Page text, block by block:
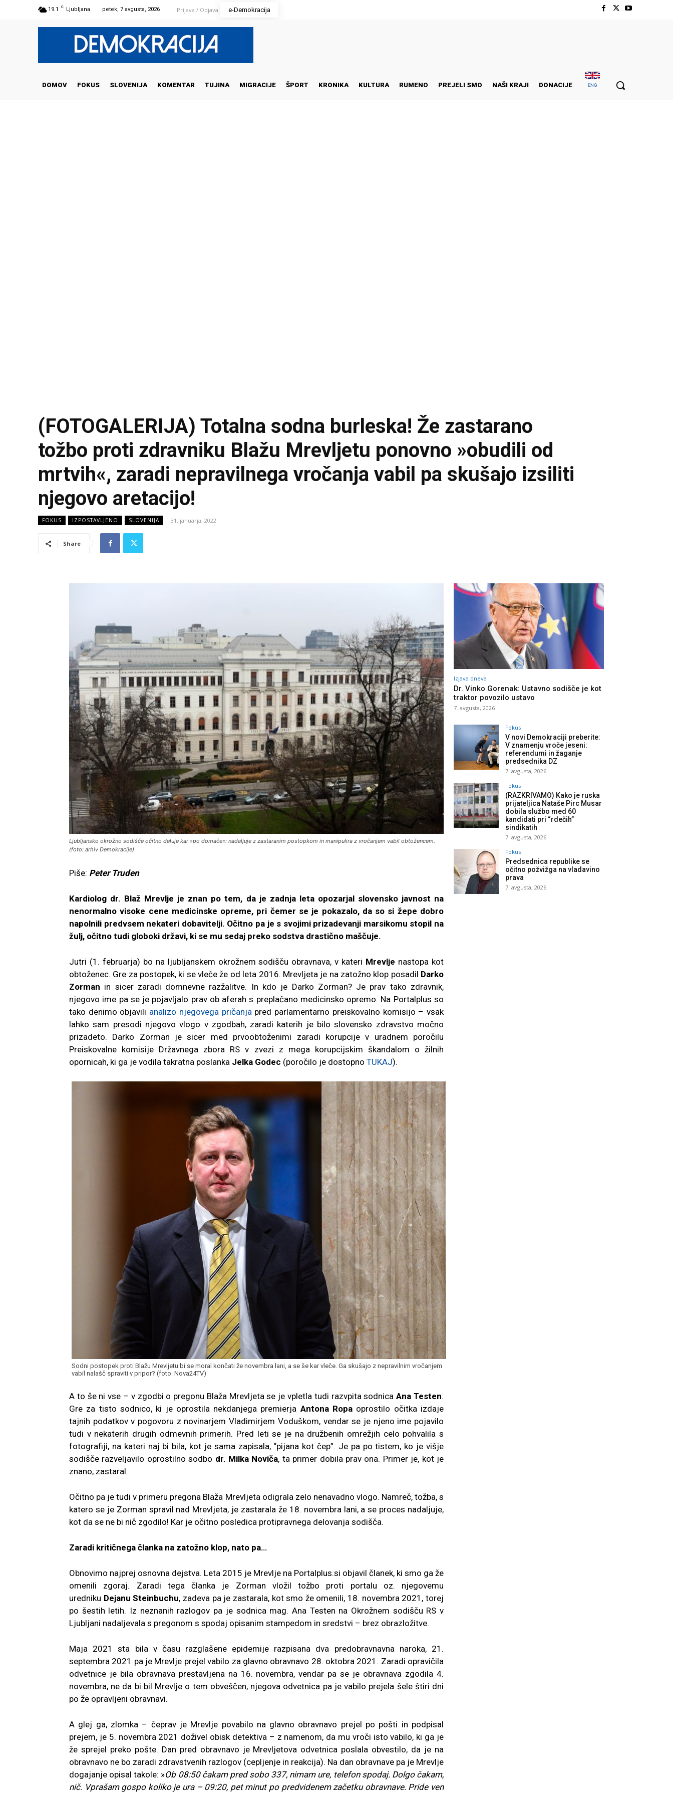
19.1 C Ljubljana petek, 7 avgusta, 2026 Prijava / Odjava e-Demokracija
DOMOV FOKUS SLOVENIJA KOMENTAR TUJINA MIGRACIJE ŠPORT KRONIKA KULTURA RUMENO PREJELI SMO NAŠI KRAJI DONACIJE ENG
(FOTOGALERIJA) Totalna sodna burleska! Že zastarano
tožbo proti zdravniku Blažu Mrevljetu ponovno »obudili od
mrtvih«, zaradi nepravilnega vročanja vabil pa skušajo izsiliti
njegovo aretacijo!
FOKUS IZPOSTAVLJENO SLOVENIJA 31. januarja, 2022
Share
Ljubljansko okrožno sodišče očitno deluje kar »po domače«: nadaljuje z zastaranim postopkom in manipulira z vročanjem vabil obtožencem.
(foto: arhiv Demokracije)
Piše: Peter Truden
Kardiolog dr. Blaž Mrevlje je znan po tem, da je zadnja leta opozarjal slovensko javnost na
nenormalno visoke cene medicinske opreme, pri čemer se je pokazalo, da so si žepe dobro
napolnili predvsem nekateri dobavitelji. Očitno pa je s svojimi prizadevanji marsikomu stopil na
žulj, očitno tudi globoki državi, ki se mu sedaj preko sodstva drastično maščuje.
Jutri (1. februarja) bo na ljubljanskem okrožnem sodišču obravnava, v kateri Mrevlje nastopa kot
obtoženec. Gre za postopek, ki se vleče že od leta 2016. Mrevljeta je na zatožno klop posadil Darko
Zorman in sicer zaradi domnevne razžalitve. In kdo je Darko Zorman? Je prav tako zdravnik,
njegovo ime pa se je pojavljalo prav ob aferah s preplačano medicinsko opremo. Na Portalplus so
tako denimo objavili analizo njegovega pričanja pred parlamentarno preiskovalno komisijo – vsak
lahko sam presodi njegovo vlogo v zgodbah, zaradi katerih je bilo slovensko zdravstvo močno
prizadeto. Darko Zorman je sicer med prvoobtoženimi zaradi korupcije v uradnem poročilu
Preiskovalne komisije Državnega zbora RS v zvezi z mega korupcijskim škandalom o žilnih
opornicah, ki ga je vodila takratna poslanka Jelka Godec (poročilo je dostopno TUKAJ).
Sodni postopek proti Blažu Mrevljetu bi se moral končati že novembra lani, a se še kar vleče. Ga skušajo z nepravilnim vročanjem
vabil nalašč spraviti v pripor? (foto: Nova24TV)
A to še ni vse – v zgodbi o pregonu Blaža Mrevljeta se je vpletla tudi razvpita sodnicaAna Testen.
Gre za tisto sodnico, ki je oprostila nekdanjega premierja Antona Ropa oprostilo očitka izdaje
tajnih podatkov v pogovoru z novinarjem Vladimirjem Voduškom, vendar se je njeno ime pojavilo
tudi v nekaterih drugih odmevnih primerih. Pred leti se je na družbenih omrežjih celo pohvalila s
fotografiji, na kateri naj bi bila, kot je sama zapisala, “pijana kot čep”. Je pa po tistem, ko je višje
sodišče razveljavilo oprostilno sodbo dr. Milka Noviča, ta primer dobila prav ona. Primer je, kot je
znano, zastaral.
Očitno pa je tudi v primeru pregona Blaža Mrevljeta odigrala zelo nenavadno vlogo. Namreč, tožba, s
katero se je Zorman spravil nad Mrevljeta, je zastarala že 18. novembra lani, a se proces nadaljuje,
kot da se ne bi nič zgodilo! Kar je očitno posledica protipravnega delovanja sodišča.
Zaradi kritičnega članka na zatožno klop, nato pa…
Obnovimo najprej osnovna dejstva. Leta 2015 je Mrevlje na Portalplus.si objavil članek, ki smo ga že
omenili zgoraj. Zaradi tega članka je Zorman vložil tožbo proti portalu oz. njegovemu
uredniku Dejanu Steinbuchu, zadeva pa je zastarala, kot smo že omenili, 18. novembra 2021, torej
po šestih letih. Iz neznanih razlogov pa je sodnica mag. Ana Testen na Okrožnem sodišču RS v
Ljubljani nadaljevala s pregonom s spodaj opisanim stampedom in sredstvi – brez obrazložitve.
Maja 2021 sta bila v času razglašene epidemije razpisana dva predobravnavna naroka, 21.
septembra 2021 pa je Mrevlje prejel vabilo za glavno obravnavo 28. oktobra 2021. Zaradi opravičila
odvetnice je bila obravnava prestavljena na 16. novembra, vendar pa se je obravnava zgodila 4.
novembra, ne da bi bil Mrevlje o tem obveščen, njegova odvetnica pa je vabilo prejela šele štiri dni
po že opravljeni obravnavi.
A glej ga, zlomka – čeprav je Mrevlje povabilo na glavno obravnavo prejel po pošti in podpisal
prejem, je 5. novembra 2021 doživel obisk detektiva – z namenom, da mu vroči isto vabilo, ki ga je
že sprejel preko pošte. Dan pred obravnavo je Mrevljetova odvetnica poslala obvestilo, da je na
obravnavo ne bo zaradi zdravstvenih razlogov (cepljenje in reakcija). Na dan obravnave pa je Mrevlje
dogajanje opisal takole: »Ob 08:50 čakam pred sobo 337, nimam ure, telefon spodaj. Dolgo čakam,
nič. Vprašam gospo koliko je ura – 09:20, pet minut po predvidenem začetku obravnave. Pride ven
Izjava dneva
Dr. Vinko Gorenak: Ustavno sodišče je kot
traktor povozilo ustavo
7. avgusta, 2026
Fokus
V novi Demokraciji preberite:
V znamenju vroče jeseni:
referendumi in žaganje
predsednika DZ
7. avgusta, 2026
Fokus
(RAZKRIVAMO) Kako je ruska
prijateljica Nataše Pirc Musar
dobila službo med 60
kandidati pri “rdečih”
sindikatih
7. avgusta, 2026
Fokus
Predsednica republike se
očitno požvižga na vladavino
prava
7. avgusta, 2026